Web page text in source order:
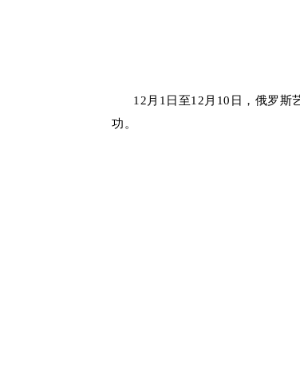
12月1日至12月10日，俄罗斯
功。